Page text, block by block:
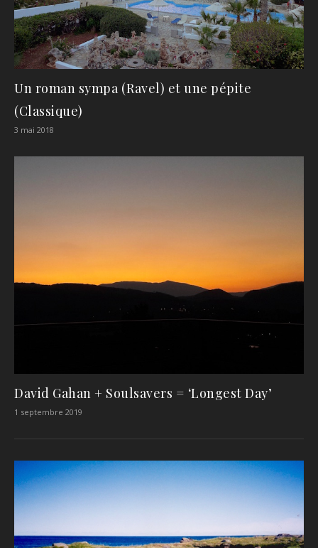
Un roman sympa (Ravel) et une pépite
(Classique)
3 mai 2018
David Gahan + Soulsavers = ‘Longest Day’
1 septembre 2019